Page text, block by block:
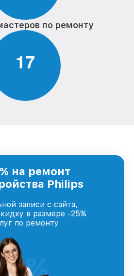
по ремонту
17
на ремонт
Philips
записи с сайта,
в размере -25%
по ремонту
%